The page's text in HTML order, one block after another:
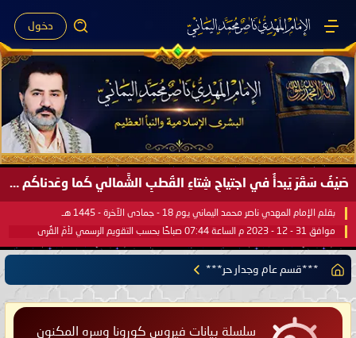
دخول
صَيْفُ سَقَرَ يَبدأُ في اجتياحِ شِتاءِ القُطبِ الشَّمالي كَما وعَدناكُم بالحقِّ لعَامِكم هذا (1445 هـ) ..
بقلم الإمام المهدي ناصر محمد اليماني يوم 18 - جمادى الآخرة - 1445 هـ
موافق 31 - 12 - 2023 م الساعة 07:44 صباحًا بحسب التقويم الرسمي لأمّ القُرى
***قسم عام وجدار حر***
سلسلة بيانات فيروس كورونا وسره المكنون